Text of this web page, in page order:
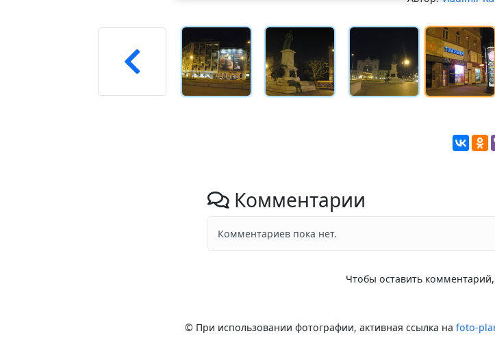
Комментарии
Комментариев пока нет.
Чтобы оставить комментарий,
© При использовании фотографии, активная ссылка на foto-